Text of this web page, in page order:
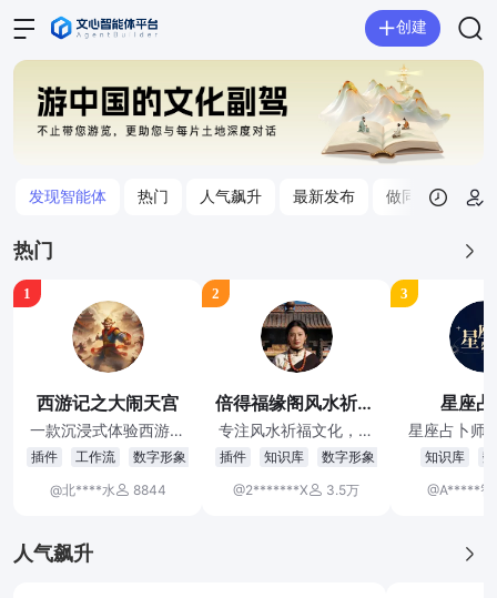
创建
发现智能体 热门 人气飙升 最新发布 做同款 创作
热门
1
西游记之大闹天宫
一款沉浸式体验西游记
之大闹天宫的互动游
在与天庭对抗的过程中
插件 工作流
数字形象
@北****水
8844
2
倍得福缘阁风水祈福助手
专注风水祈福文化，为
您答疑解惑，提供趋吉
插件 知识库
数字形象
@2*******X
3.5万
3
星座
星座占卜师
用户提供个
事业发展建
知识库
@A*****智
人气飙升